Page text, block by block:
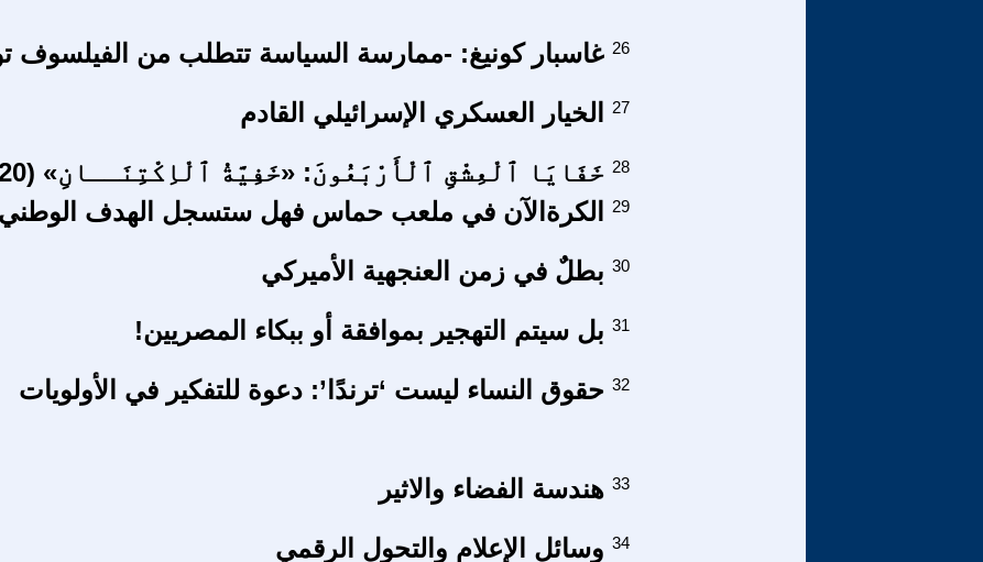
غاسبار كونيغ: -ممارسة السياسة تتطلب من الفيلسوف 26
الخيار العسكري الإسرائيلي القادم 27
خَفَايَا ٱلْعِشْقِ ٱلْأَرْبَعُونَ: «خَفِيَّةُ ٱلْاِكْتِنَــانِ» (20) 28
الكرةالآن في ملعب حماس فهل ستسجل الهدف 29
بطلٌ في زمن العنجهية الأميركي 30
بل سيتم التهجير بموافقة أو ببكاء المصريين! 31
حقوق النساء ليست ‘ترندًا’: دعوة للتفكير في الأولويات 32
هندسة الفضاء والاثير 33
وسائل الإعلام والتحول الرقمي 34